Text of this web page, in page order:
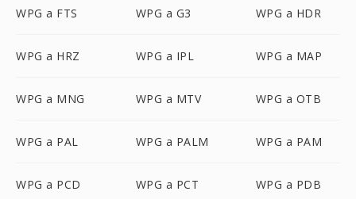
WPG a FTS WPG a G3 WPG a HDR
WPG a HRZ WPG a IPL WPG a MAP
WPG a MNG WPG a MTV WPG a OTB
WPG a PAL WPG a PALM WPG a PAM
WPG a PCD WPG a PCT WPG a PDB